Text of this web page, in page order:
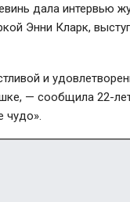
дала интервью
Энни Кларк,
и
— сообщила 22-
чудо».